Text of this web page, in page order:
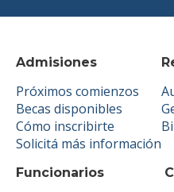
Admisiones
Próximos comienzos
Becas disponibles
Cómo inscribirte
Solicitá más información
Funcionarios